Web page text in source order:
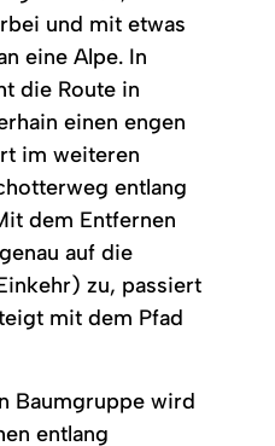
und mit etwas
eine Alpe. In
die Route in
einen engen
im weiteren
entlang
dem Entfernen
auf die
zu, passiert
mit dem Pfad
Baumgruppe wird
entlang